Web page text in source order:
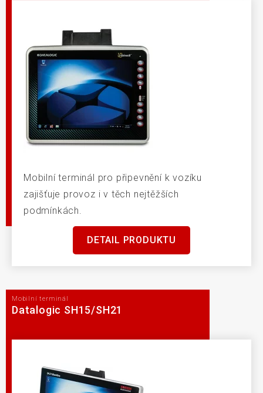
Mobilní terminál pro připevnění k vozíku
zajišťuje provoz i v těch nejtěžších
podmínkách.
DETAIL PRODUKTU
Mobilní terminál
Datalogic SH15/SH21